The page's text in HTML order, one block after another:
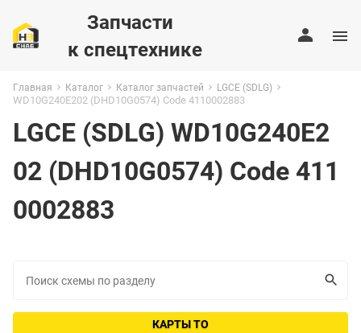
Запчасти
к спецтехнике
Главная Каталог Каталог запчастей LGCE (SDLG)
WD10G240E202 (DHD10G0574) Code 4110002883
LGCE (SDLG) WD10G240E2
02 (DHD10G0574) Code 411
0002883
КАРТЫ ТО